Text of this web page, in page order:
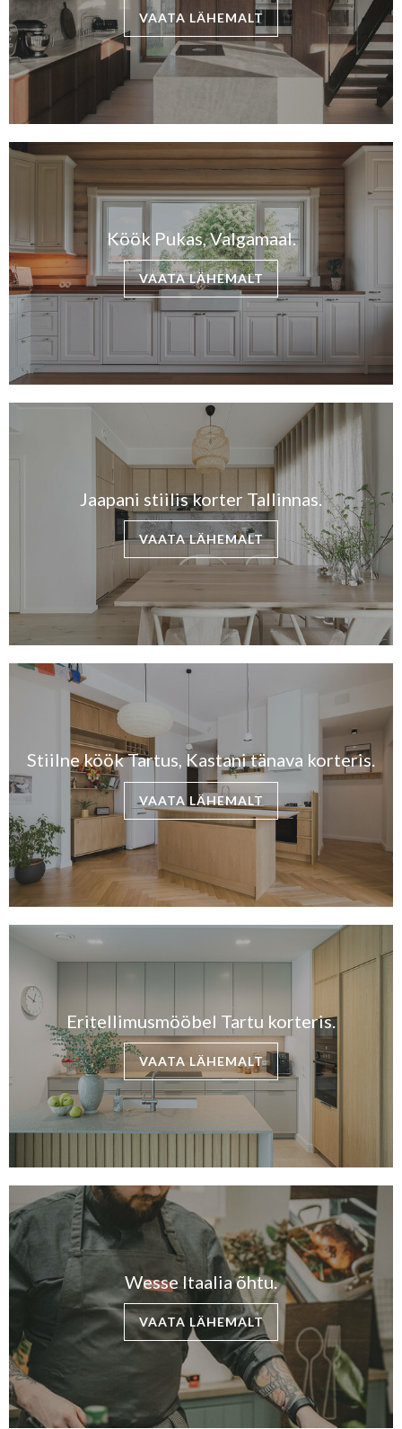
VAATA LÄHEMALT
Köök Pukas, Valgamaal.
VAATA LÄHEMALT
Jaapani stiilis korter Tallinnas.
VAATA LÄHEMALT
Stiilne köök Tartus, Kastani tänava korteris.
VAATA LÄHEMALT
Eritellimusmööbel Tartu korteris.
VAATA LÄHEMALT
Wesse Itaalia õhtu.
VAATA LÄHEMALT